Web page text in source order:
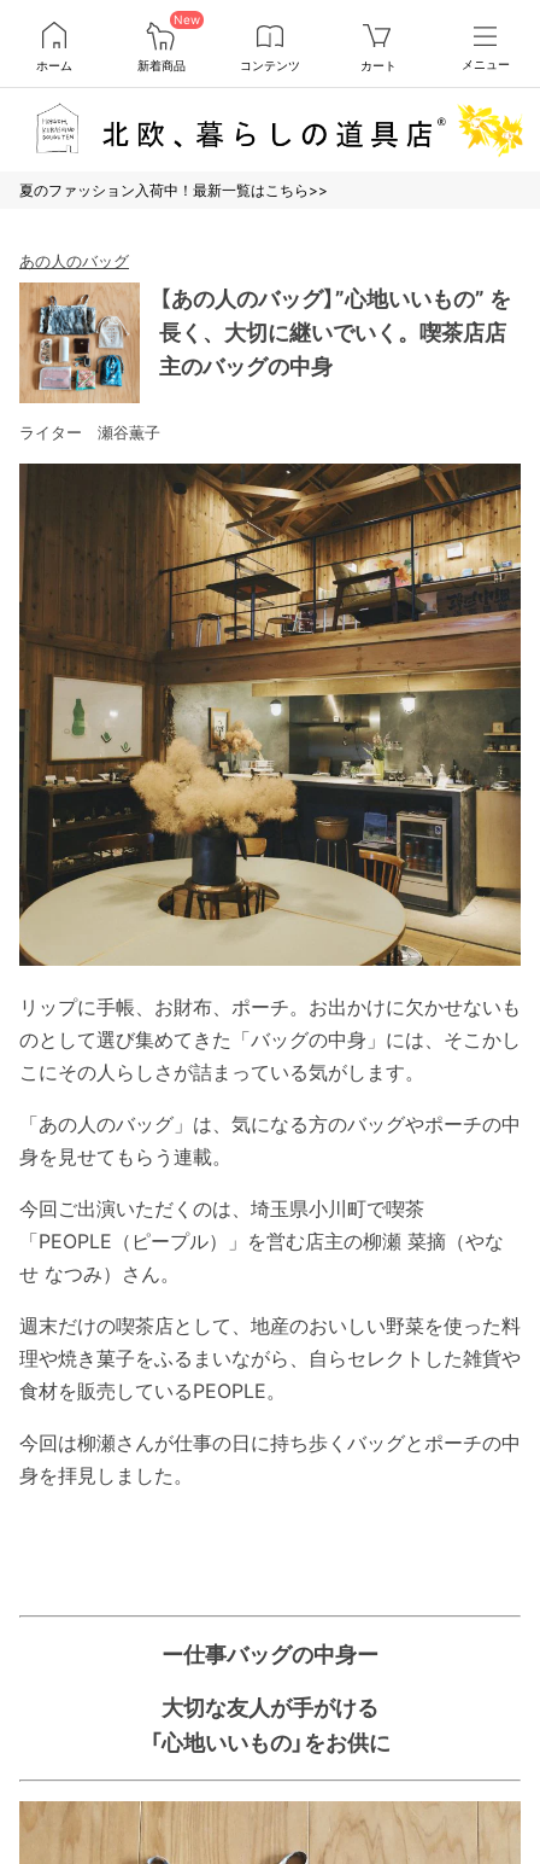
ホーム
New
新着商品 コンテンツ カート メニュー
夏のファッション入荷中！最新一覧はこちら>>
あの人のバッグ
【あの人のバッグ】”心地いいもの” を
長く、大切に継いでいく。喫茶店店
主のバッグの中身
ライター 瀬谷薫子
リップに手帳、お財布、ポーチ。お出かけに欠かせないも
のとして選び集めてきた「バッグの中身」には、そこかし
こにその人らしさが詰まっている気がします。
「あの人のバッグ」は、気になる方のバッグやポーチの中
身を見せてもらう連載。
今回ご出演いただくのは、埼玉県小川町で喫茶
「PEOPLE（ピープル）」を営む店主の柳瀬 菜摘（やな
せ なつみ）さん。
週末だけの喫茶店として、地産のおいしい野菜を使った料
理や焼き菓子をふるまいながら、自らセレクトした雑貨や
食材を販売しているPEOPLE。
今回は柳瀬さんが仕事の日に持ち歩くバッグとポーチの中
身を拝見しました。
ー仕事バッグの中身ー
大切な友人が手がける
「心地いいもの」をお供に